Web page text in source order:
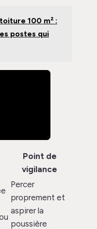
100 m² :
postes qui
Point de
vigilance
Percer
proprement et
aspirer la
poussière